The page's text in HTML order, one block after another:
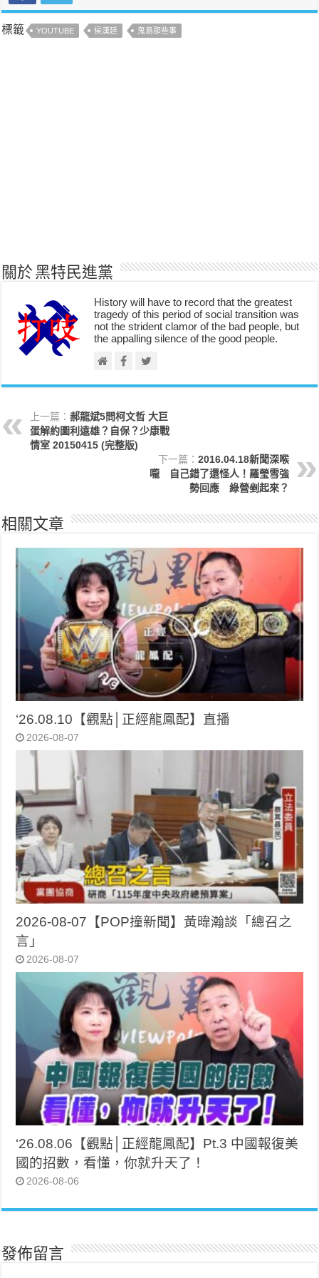
標籤 YOUTUBE 侯漢廷 鬼島那些事
關於 黑特民進黨
History will have to record that the greatest
tragedy of this period of social transition was
not the strident clamor of the bad people, but
the appalling silence of the good people.
上一篇：郝龍斌5問柯文哲 大巨
蛋解約圖利遠雄？自保？少康戰
情室 20150415 (完整版)
下一篇： 2016.04.18新聞深喉
嚨 自己錯了還怪人！羅瑩雪強
勢回應 綠營剉起來？
相關文章
‘26.08.10【觀點│正經龍鳳配】直播
2026-08-07
2026-08-07【POP撞新聞】黃暐瀚談「總召之
言」
2026-08-07
‘26.08.06【觀點│正經龍鳳配】Pt.3 中國報復美
國的招數，看懂，你就升天了！
2026-08-06
發佈留言